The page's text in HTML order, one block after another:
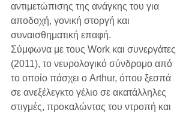
αντιμετώπισης της ανάγκης του για
αποδοχή, γονική στοργή και
συναισθηματική επαφή.
Σύμφωνα με τους Work και συνεργάτες
(2011), το νευρολογικό σύνδρομο από
το οποίο πάσχει ο Arthur, όπου ξεσπά
σε ανεξέλεγκτο γέλιο σε ακατάλληλες
στιγμές, προκαλώντας του ντροπή και